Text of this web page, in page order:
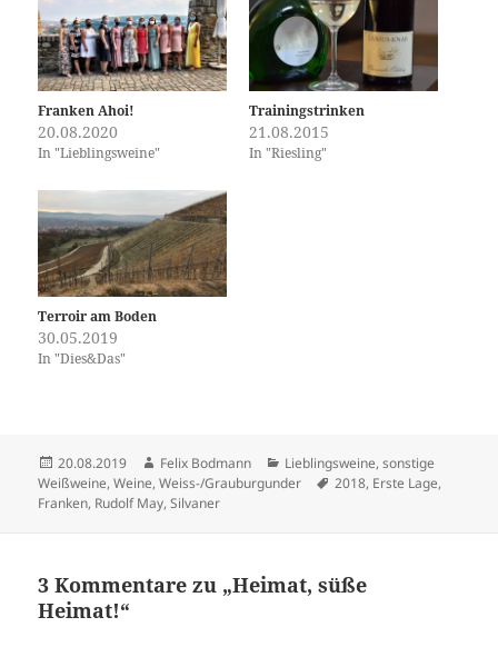
Franken Ahoi!
20.08.2020
In "Lieblingsweine"
Trainingstrinken
21.08.2015
In "Riesling"
Terroir am Boden
30.05.2019
In "Dies&Das"
Veröffentlicht
am
20.08.2019 Autor
Felix Bodmann Kategorien
Lieblingsweine,sonstige
Weißweine,Weine,Weiss-/Grauburgunder Schlagwörter
2018, Erste Lage,
Franken, Rudolf May,Silvaner
3 Kommentare zu „Heimat, süße
Heimat!“